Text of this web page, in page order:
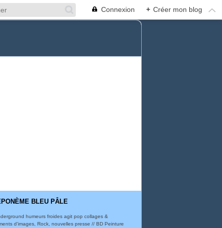
Connexion + Créer mon blog
BLEU PÂLE
humeurs froides agit pop collages &
d'images, Rock, nouvelles presse // BD Peinture